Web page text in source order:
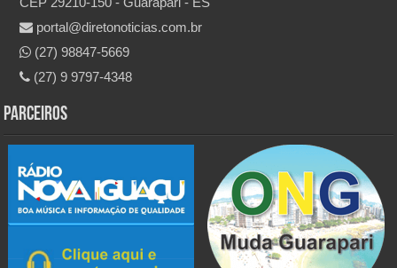
portal@diretonoticias.com.br
(27) 98847-5669
(27) 9 9797-4348
Parceiros